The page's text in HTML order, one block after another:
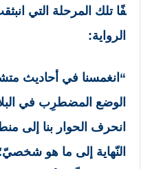
فًا تلك المرحلة التي
الرواية:
“انغمسنا في أحاديث
الوضع المضطرِب في
انحرف الحوار بنا إلى
النّهاية إلى ما هو